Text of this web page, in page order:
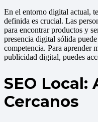
En el entorno digital actual,
definida es crucial. Las
para encontrar productos y
presencia digital sólida
competencia. Para aprender
publicidad digital, puedes
SEO Local:
Cercanos